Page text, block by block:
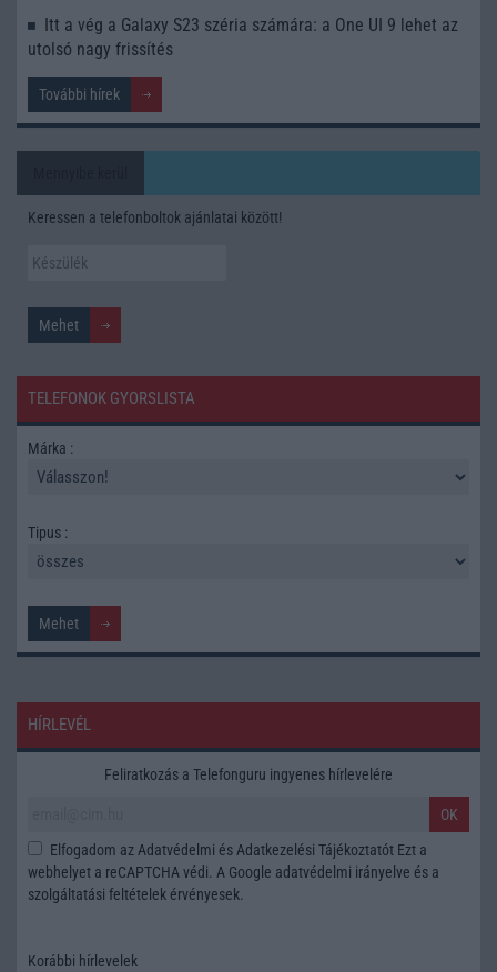
Itt a vég a Galaxy S23 széria számára: a One UI 9 lehet az
utolsó nagy frissítés
További hírek
Keressen a telefonboltok ajánlatai között!
TELEFONOK GYORSLISTA
Márka :
Tipus :
HÍRLEVÉL
Feliratkozás a Telefonguru ingyenes hírlevelére
OK
Elfogadom azAdatvédelmi és Adatkezelési Tájékoztatót Ezt a
webhelyet a reCAPTCHA védi. A Google adatvédelmi irányelve és a
szolgáltatási feltételek érvényesek.
Korábbi hírlevelek